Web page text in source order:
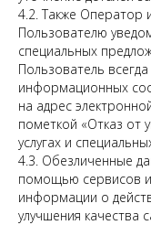
4.2. Также Оператор
Пользователю
специальных
Пользователь
информационных
на адрес
пометкой «Отказ от
услугах и
4.3. Обезличенные
помощью сервисов
информации о
улучшения качества